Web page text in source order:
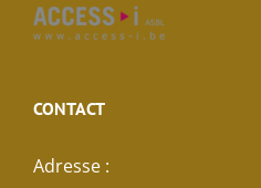
CONTACT
Adresse :